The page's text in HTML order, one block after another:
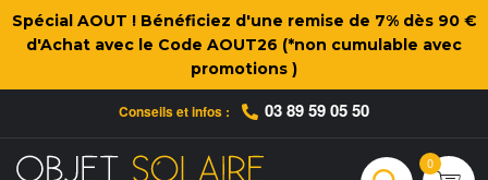
Spécial AOUT ! Bénéficiez d'une remise de 7% dès 90 €
d'Achat avec le Code AOUT26 (*non cumulable avec
promotions )
Conseils et infos : 03 89 59 05 50
0